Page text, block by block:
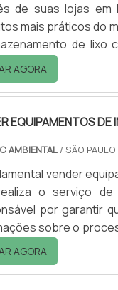
de suas lojas em
mais práticos do
de lixo
ser usado para
o corpo do
contra ação dos
AGORA
EQUIPAMENTOS
AMBIENTAL/ SÃO PAULO
vender
o serviço
por garantir
sobre o
ambiente é
podem ser
AGORA